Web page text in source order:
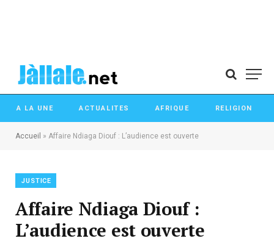
A LA UNE ACTUALITES AFRIQUE RELIGION
Accueil » Affaire Ndiaga Diouf : L’audience est ouverte
JUSTICE
Affaire Ndiaga Diouf :
L’audience est ouverte